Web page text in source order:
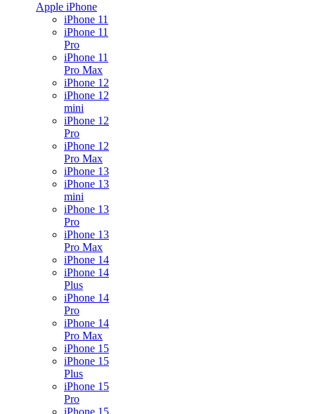
Apple iPhone
iPhone 11
iPhone 11
Pro
iPhone 11
Pro Max
iPhone 12
iPhone 12
mini
iPhone 12
Pro
iPhone 12
Pro Max
iPhone 13
iPhone 13
mini
iPhone 13
Pro
iPhone 13
Pro Max
iPhone 14
iPhone 14
Plus
iPhone 14
Pro
iPhone 14
Pro Max
iPhone 15
iPhone 15
Plus
iPhone 15
Pro
iPhone 15